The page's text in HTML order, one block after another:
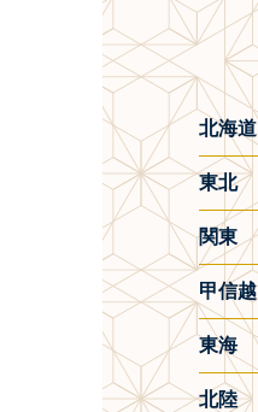
北海道
東北
関東
甲信越
東海
北陸